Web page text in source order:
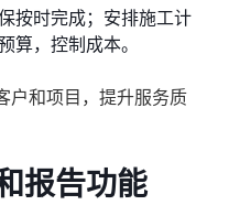
按时完成；安排施工计
算，控制成本。
户和项目，提升服务质
报告功能